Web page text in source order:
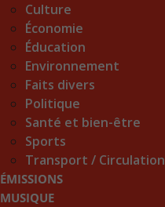
Culture
Économie
Éducation
Environnement
Faits divers
Politique
Santé et bien-être
Sports
Transport / Circulation
ÉMISSIONS
MUSIQUE